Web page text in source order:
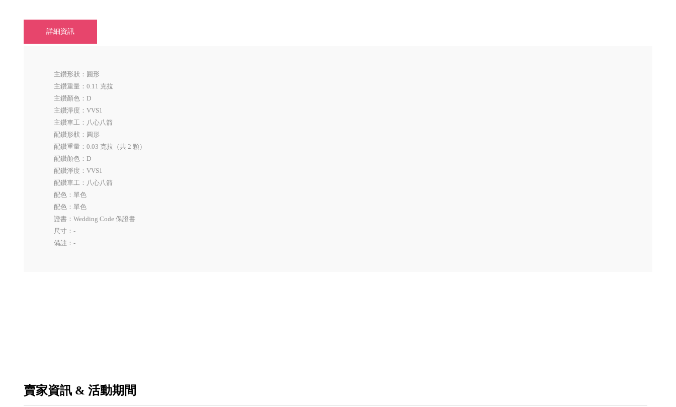
詳細資訊
主鑽形狀：圓形
主鑽重量：0.11 克拉
主鑽顏色：D
主鑽淨度：VVS1
主鑽車工：八心八箭
配鑽形狀：圓形
配鑽重量：0.03 克拉（共 2 顆）
配鑽顏色：D
配鑽淨度：VVS1
配鑽車工：八心八箭
配色：單色
配色：單色
證書：Wedding Code 保證書
尺寸：-
備註：-
賣家資訊 & 活動期間